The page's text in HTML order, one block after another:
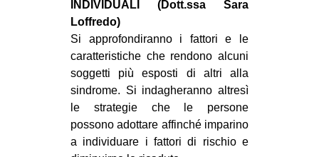
INDIVIDUALI (Dott.ssa Sara
Loffredo)
Si approfondiranno i fattori e le
caratteristiche che rendono alcuni
soggetti più esposti di altri alla
sindrome. Si indagheranno altresì
le strategie che le persone
possono adottare affinché imparino
a individuare i fattori di rischio e